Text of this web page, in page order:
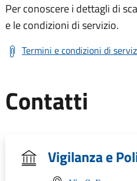
Per conoscere i dettagli di
e le condizioni di servizio.
Termini e condizioni di
Contatti
Vigilanza e